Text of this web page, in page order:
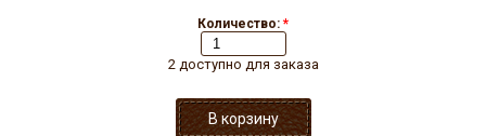
Количество: *
2 доступно для заказа